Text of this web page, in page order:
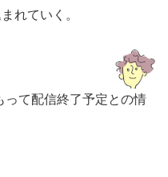
れていく。
って配信終了予定との情